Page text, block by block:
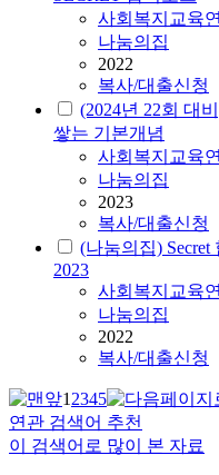
사회복지교육
나눔의집
2022
복사/대출신청
(2024년 22회 대
쌓는 기본개념
사회복지교육
나눔의집
2023
복사/대출신청
(나눔의집)
2023
사회복지교육
나눔의집
2022
복사/대출신청
12345
연관 검색어 추천
이 검색어로 많이 본 자료